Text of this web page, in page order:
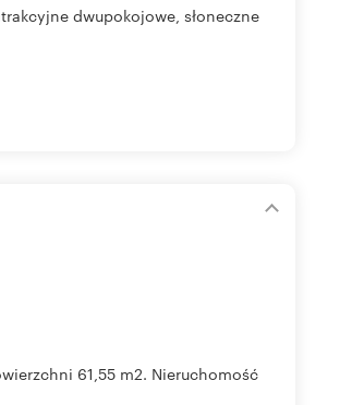
dwupokojowe, słoneczne
61,55 m2. Nieruchomość